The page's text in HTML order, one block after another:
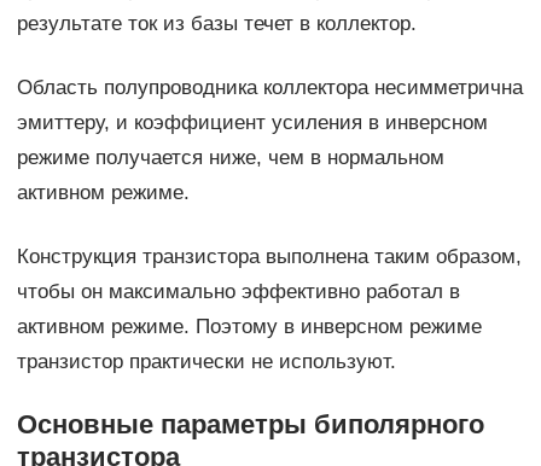
результате ток из базы течет в коллектор.
Область полупроводника коллектора несимметрична
эмиттеру, и коэффициент усиления в инверсном
режиме получается ниже, чем в нормальном
активном режиме.
Конструкция транзистора выполнена таким образом,
чтобы он максимально эффективно работал в
активном режиме. Поэтому в инверсном режиме
транзистор практически не используют.
Основные параметры биполярного
транзистора